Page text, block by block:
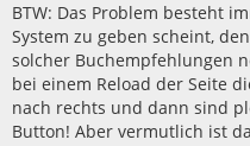
BTW: Das Problem besteht
System zu geben scheint,
solcher Buchempfehlungen
bei einem Reload der Seite
nach rechts und dann sind
Button! Aber vermutlich ist